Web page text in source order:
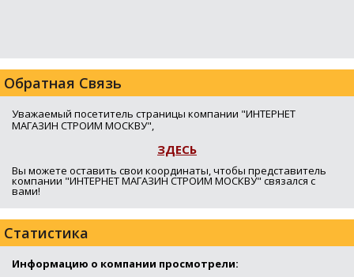
Обратная Связь
Уважаемый посетитель страницы компании "ИНТЕРНЕТ
МАГАЗИН СТРОИМ МОСКВУ",
ЗДЕСЬ
Вы можете оставить свои координаты, чтобы представитель
компании "ИНТЕРНЕТ МАГАЗИН СТРОИМ МОСКВУ" связался с
вами!
Статистика
Информацию о компании просмотрели: